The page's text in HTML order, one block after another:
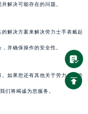
解决可能存在的问题。
解决方案来解决劳力士手表戴起
并确保操作的安全性。
。如果您还有其他关于劳力士手表
们将竭诚为您服务。